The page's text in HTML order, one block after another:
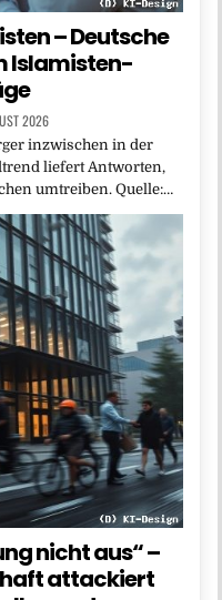
– Deutsche
Islamisten-
2026
inzwischen in der
liefert Antworten,
umtreiben. Quelle:…
nicht aus“ –
attackiert